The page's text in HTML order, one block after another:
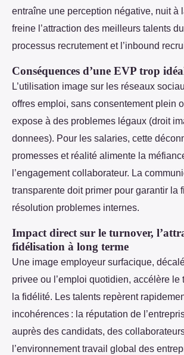
entraîne une perception négative, nuit à
freine l’attraction des meilleurs talents
processus recrutement et l’inbound
Conséquences d’une EVP trop
L’utilisation image sur les réseaux
offres emploi, sans consentement plein
expose à des problemes légaux (droit
donnees). Pour les salaries, cette
promesses et réalité alimente la
l’engagement collaborateur. La
transparente doit primer pour garantir la
résolution problemes internes.
Impact direct sur le turnover,
fidélisation à long terme
Une image employeur surfacique,
privee ou l’emploi quotidien, accélère le
la fidélité. Les talents repèrent
incohérences : la réputation de
auprès des candidats, des
l’environnement travail global des